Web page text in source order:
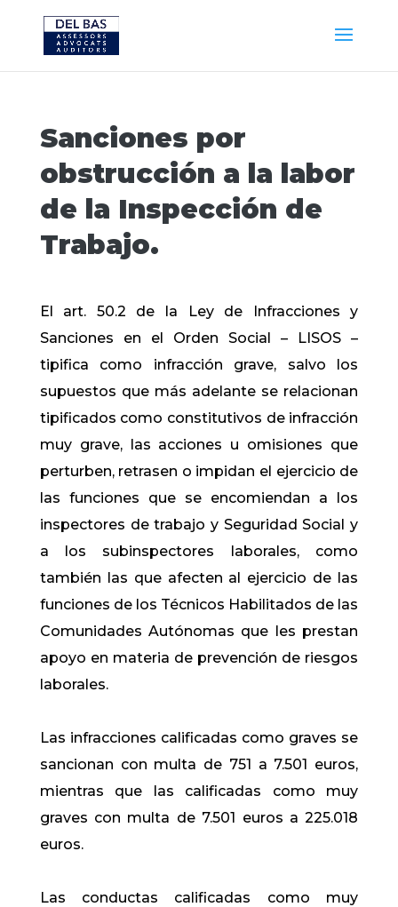
Sanciones por
obstrucción a la labor
de la Inspección de
Trabajo.
El art. 50.2 de la Ley de Infracciones y
Sanciones en el Orden Social – LISOS –
tipifica como infracción grave, salvo los
supuestos que más adelante se relacionan
tipificados como constitutivos de infracción
muy grave, las acciones u omisiones que
perturben, retrasen o impidan el ejercicio de
las funciones que se encomiendan a los
inspectores de trabajo y Seguridad Social y
a los subinspectores laborales, como
también las que afecten al ejercicio de las
funciones de los Técnicos Habilitados de las
Comunidades Autónomas que les prestan
apoyo en materia de prevención de riesgos
laborales.
Las infracciones calificadas como graves se
sancionan con multa de 751 a 7.501 euros,
mientras que las calificadas como muy
graves con multa de 7.501 euros a 225.018
euros.
Las conductas calificadas como muy